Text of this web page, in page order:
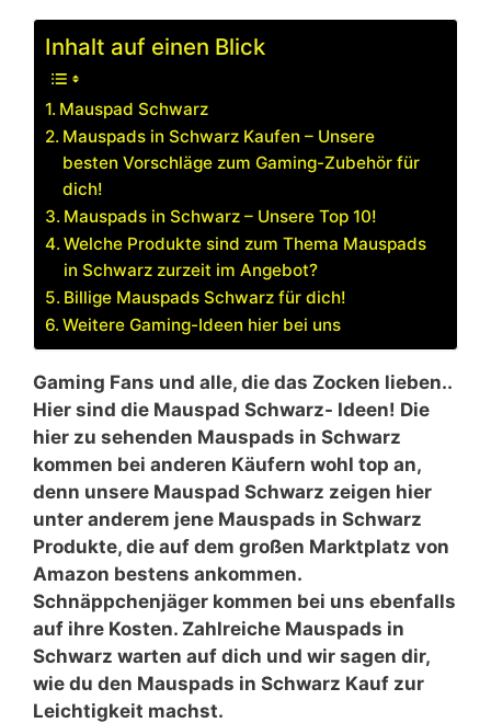
Inhalt auf einen Blick
Mauspad Schwarz
Mauspads in Schwarz Kaufen – Unsere
besten Vorschläge zum Gaming-Zubehör für
dich!
Mauspads in Schwarz – Unsere Top 10!
Welche Produkte sind zum Thema Mauspads
in Schwarz zurzeit im Angebot?
Billige Mauspads Schwarz für dich!
Weitere Gaming-Ideen hier bei uns
Gaming Fans und alle, die das Zocken lieben..
Hier sind die Mauspad Schwarz- Ideen! Die
hier zu sehenden Mauspads in Schwarz
kommen bei anderen Käufern wohl top an,
denn unsere Mauspad Schwarz zeigen hier
unter anderem jene Mauspads in Schwarz
Produkte, die auf dem großen Marktplatz von
Amazon bestens ankommen.
Schnäppchenjäger kommen bei uns ebenfalls
auf ihre Kosten. Zahlreiche Mauspads in
Schwarz warten auf dich und wir sagen dir,
wie du den Mauspads in Schwarz Kauf zur
Leichtigkeit machst.